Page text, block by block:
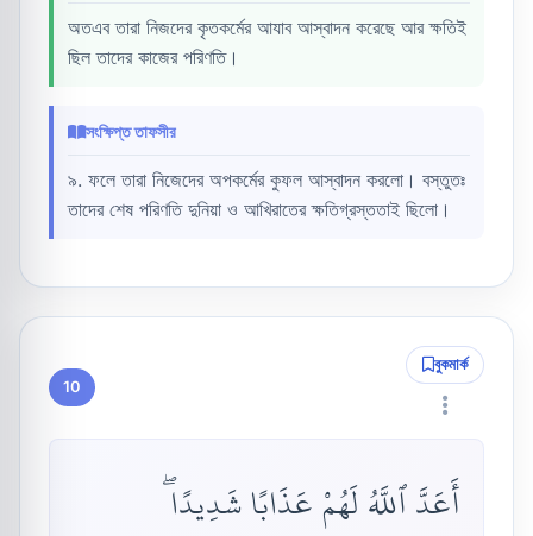
অতএব তারা নিজদের কৃতকর্মের আযাব আস্বাদন করেছে আর ক্ষতিই
ছিল তাদের কাজের পরিণতি।
সংক্ষিপ্ত তাফসীর
৯. ফলে তারা নিজেদের অপকর্মের কুফল আস্বাদন করলো। বস্তুতঃ
তাদের শেষ পরিণতি দুনিয়া ও আখিরাতের ক্ষতিগ্রস্ততাই ছিলো।
10
বুকমার্ক
أَعَدَّ ٱللَّهُ لَهُمْ عَذَابًا شَدِيدًا ۖ